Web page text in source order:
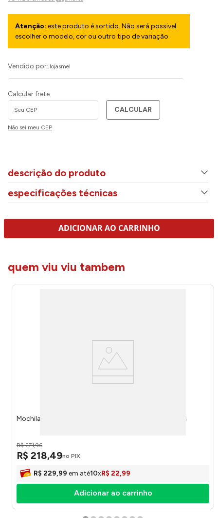
Atenção: este produto é sortido. Não será possivel
escolher o modelo, cor ou outro tipo de variação
Vendido por: lojasmel
Calcular frete
CALCULAR
Não sei meu CEP
descrição do produto
especificações técnicas
ADICIONAR AO CARRINHO
quem viu viu tambem
Mochila de Costas Esportiva Flamengo 16374 - Xeryus
R$ 271,96
R$ 218,49no PIX
R$ 229,99 em até10xR$ 22,99
Adicionar ao carrinho